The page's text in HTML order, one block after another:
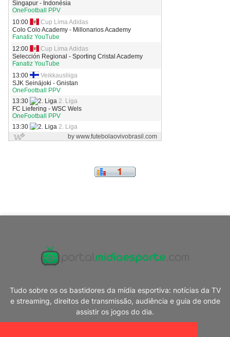
Tudo sobre os os bastidores da mídia esportiva: notícias da TV
e streaming, direitos de transmissão, audiência e guia de onde
assistir os jogos do dia.